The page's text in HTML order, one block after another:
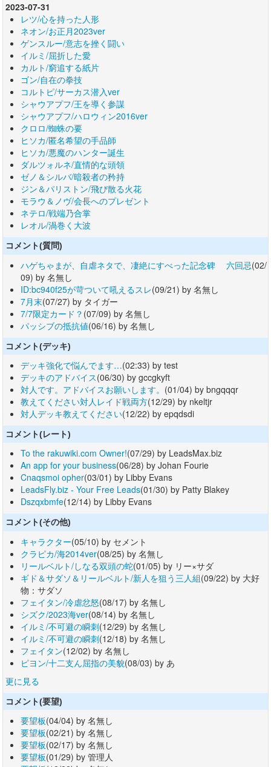
2023-07-31
レツ/心を持った人形
ネオン/お正月2023ver
ゲンスルー/意志を挫く闘い
イルミ/屈折した愛
カルト/窮追する紙片
ゴン/自在の拳技
コルトピ/サーカス潜入ver
シャウアプフ/王を導く参謀
シャウアプフ/ハロウィン2016ver
クロロ/蜘蛛の要
ヒソカ/匿名希望の手品師
ヒソカ/悪魔のハンター誕生
ダルツォルネ/直情的な頭領
ゼノ＆シルバ/暗殺者の矜持
ジン＆パリストン/飛び散る火花
モラウ＆ノヴ/会長へのプレゼント
ネテロ/戦端乃合掌
レオル/渦巻く大波
コメント(質問)
ハゲちゃまが、自虐ネタで、凄絶にすべった記念碑 六回忌(02/
09) by 名無し
ID:bc940f25が苛ついて吼えるスレ(09/21) by 名無し
7月末(07/27) by タイガー
7/7限定カード？ (07/09) by 名無し
パッシブの抵抗値(06/16) by 名無し
コメント(デッキ)
デッキ強化で悩んでます…(02:33) by test
デッキのアドバイス(06/30) by gccgkyft
対人です。アドバイスお願いします。 (01/04) by bngqqqr
教えてください対人レイド戦両方(12/29) by nkeltjr
対人デッキ教えてください(12/22) by epqdsdi
コメント(レート)
To the rakuwiki.com Owner!(07/29) by LeadsMax.biz
An app for your business(06/28) by Johan Fourie
Cnaqsmoi opher(03/01) by Libby Evans
LeadsFly.biz - Your Free Leads(01/30) by Patty Blakey
Dszqxbmfe(12/14) by Libby Evans
コメント(その他)
キャラクター(05/10) by セメント
クラピカ/海2014ver(08/25) by 名無し
リールベルト/しなる双頭の蛇(01/05) by リー×サダ
ギド＆サダソ＆リールベルト/新人を狙う三人組(09/22) by 大好
物：サダソ
フェイタン/冷虐忿怒(08/17) by 名無し
シズク/2023海ver(08/14) by 名無し
イルミ/不可避の瞬刺(12/29) by 名無し
イルミ/不可避の瞬刺(12/18) by 名無し
フェイタン(12/02) by 名無し
ピヨン/十二支ん屈指の美貌(08/03) by あ
更に見る
コメント(要望)
要望板(04/04) by 名無し
要望板(02/21) by 名無し
要望板(02/17) by 名無し
要望板(01/29) by 管理人